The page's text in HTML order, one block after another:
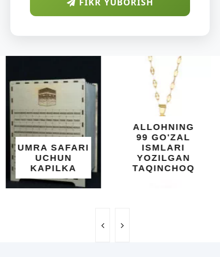
ALLOHNING
99 GO'ZAL
ISMLARI
YOZILGAN
TAQINCHOQ
DIYORIDA
O'SUVCHI
KUNDUR
DARAXTINING
SHIFOBAXSH
YELIMI: AQL,
XOTIRA VA
UMUMIY
SALOMATLIK
UCHUN
BEBAHO
NE'MAT